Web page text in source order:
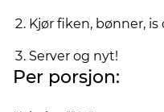
Kjør fiken, bønner,
Server og nyt!
Per porsjon: